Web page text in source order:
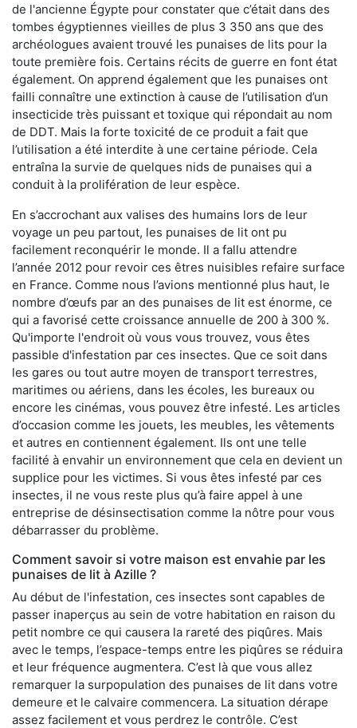
de l'ancienne Égypte pour constater que c’était dans des
tombes égyptiennes vieilles de plus 3 350 ans que des
archéologues avaient trouvé les punaises de lits pour la
toute première fois. Certains récits de guerre en font état
également. On apprend également que les punaises ont
failli connaître une extinction à cause de l’utilisation d’un
insecticide très puissant et toxique qui répondait au nom
de DDT. Mais la forte toxicité de ce produit a fait que
l’utilisation a été interdite à une certaine période. Cela
entraîna la survie de quelques nids de punaises qui a
conduit à la prolifération de leur espèce.
En s’accrochant aux valises des humains lors de leur
voyage un peu partout, les punaises de lit ont pu
facilement reconquérir le monde. Il a fallu attendre
l’année 2012 pour revoir ces êtres nuisibles refaire surface
en France. Comme nous l’avions mentionné plus haut, le
nombre d’œufs par an des punaises de lit est énorme, ce
qui a favorisé cette croissance annuelle de 200 à 300 %.
Qu'importe l'endroit où vous vous trouvez, vous êtes
passible d'infestation par ces insectes. Que ce soit dans
les gares ou tout autre moyen de transport terrestres,
maritimes ou aériens, dans les écoles, les bureaux ou
encore les cinémas, vous pouvez être infesté. Les articles
d’occasion comme les jouets, les meubles, les vêtements
et autres en contiennent également. Ils ont une telle
facilité à envahir un environnement que cela en devient un
supplice pour les victimes. Si vous êtes infesté par ces
insectes, il ne vous reste plus qu’à faire appel à une
entreprise de désinsectisation comme la nôtre pour vous
débarrasser du problème.
Comment savoir si votre maison est envahie par les
punaises de lit à Azille ?
Au début de l'infestation, ces insectes sont capables de
passer inaperçus au sein de votre habitation en raison du
petit nombre ce qui causera la rareté des piqûres. Mais
avec le temps, l’espace-temps entre les piqûres se réduira
et leur fréquence augmentera. C’est là que vous allez
remarquer la surpopulation des punaises de lit dans votre
demeure et le calvaire commencera. La situation dérape
assez facilement et vous perdrez le contrôle. C’est